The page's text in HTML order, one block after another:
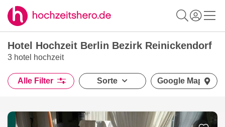
Hotel Hochzeit Berlin Bezirk Reinickendorf
3 hotel hochzeit
Alle Filter Sorte Google Maps